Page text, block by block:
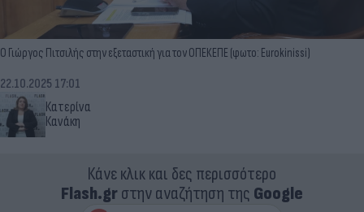
Ο Γιώργος Πιτσιλής στην εξεταστική για τον ΟΠΕΚΕΠΕ (φωτο: Eurokinissi)
Κατερίνα
Κανάκη
22.10.2025 17:01
Κάνε κλικ και δες περισσότερο
Flash.grστην αναζήτηση της Google